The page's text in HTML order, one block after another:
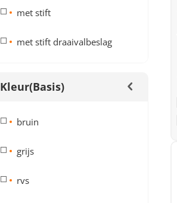
met stift
met stift draaivalbeslag
Kleur(basis)
bruin
grijs
rvs